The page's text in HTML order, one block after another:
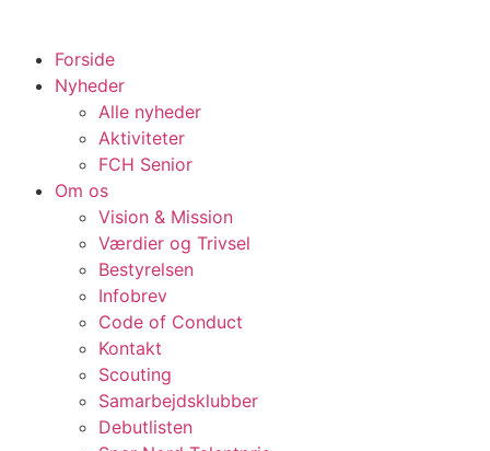
Forside
Nyheder
Alle nyheder
Aktiviteter
FCH Senior
Om os
Vision & Mission
Værdier og Trivsel
Bestyrelsen
Infobrev
Code of Conduct
Kontakt
Scouting
Samarbejdsklubber
Debutlisten